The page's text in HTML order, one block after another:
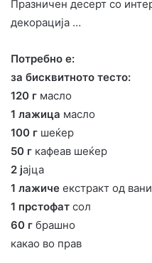
Празничен десерт со
декорација …
Потребно е:
за бисквитното тесто:
120 г масло
1 лажица масло
100 г шеќер
50 г кафеав шеќер
2 јајца
1 лажиче екстракт од
1 прстофат сол
60 г брашно
какао во прав